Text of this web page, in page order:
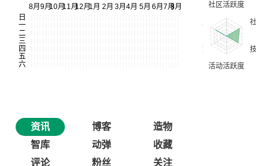
资讯 博客
造物
智库
动弹
收藏
评论
粉丝 关注